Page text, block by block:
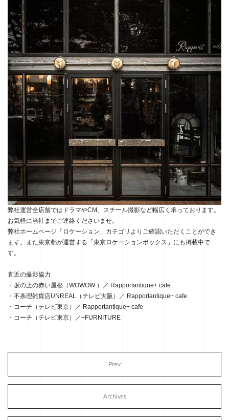
弊社運営全店舗ではドラマやCM、スチール撮影など幅広く承っております。
お気軽に当社までご連絡くださいませ。
弊社ホームページ「ロケーション」カテゴリよりご確認いただくことができ
ます。また東京都が運営する「東京ロケーションボックス」にも掲載中で
す。
直近の撮影協力
・坂の上の赤い屋根（WOWOW ）／ Rapportantique+ cafe
・不条理雑貨店UNREAL（テレビ大阪）／ Rapportantique+ cafe
・コーチ（テレビ東京）／ Rapportantique+ cafe
・コーチ（テレビ東京）／+FURNITURE
Prev
Archives